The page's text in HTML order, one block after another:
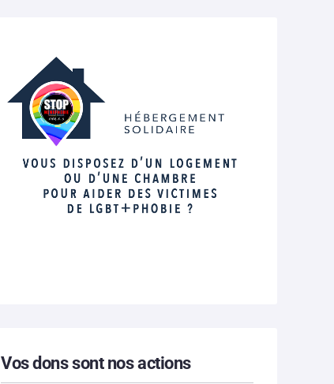
Vos dons sont nos actions